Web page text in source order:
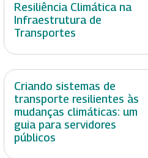
Resiliência Climática na
Infraestrutura de
Transportes
Criando sistemas de
transporte resilientes às
mudanças climáticas: um
guia para servidores
públicos